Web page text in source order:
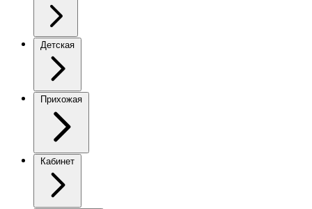
Детская
Прихожая
Кабинет